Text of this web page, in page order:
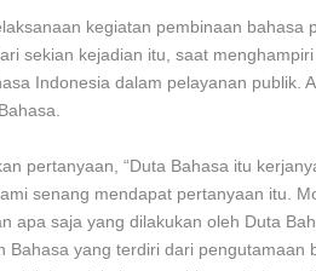
kegiatan pembinaan bahasa
sekian kejadian itu, saat
Indonesia dalam pelayanan publik.
pertanyaan, “Duta Bahasa itu
senang mendapat pertanyaan itu.
saja yang dilakukan oleh Duta
yang terdiri dari pengutamaan